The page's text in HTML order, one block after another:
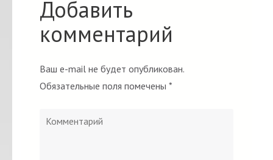
Добавить
комментарий
Ваш e-mail не будет опубликован.
Обязательные поля помечены *
Комментарий